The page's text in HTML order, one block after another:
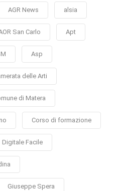
AGR News alsia
San Carlo Apt
Asp
delle Arti
di Matera
Corso di formazione
Digitale Facile
Giuseppe Spera